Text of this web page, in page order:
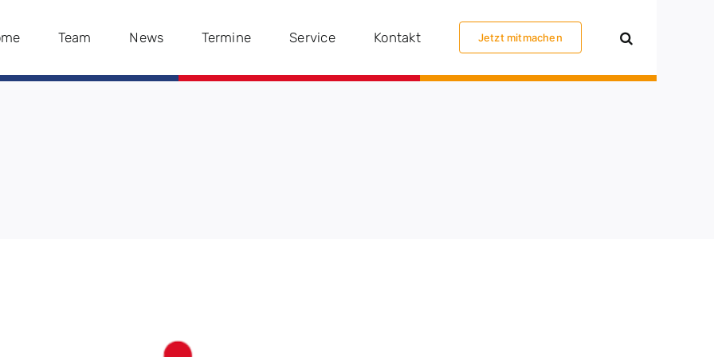
Team News Termine Service Kontakt Jetzt mitmachen